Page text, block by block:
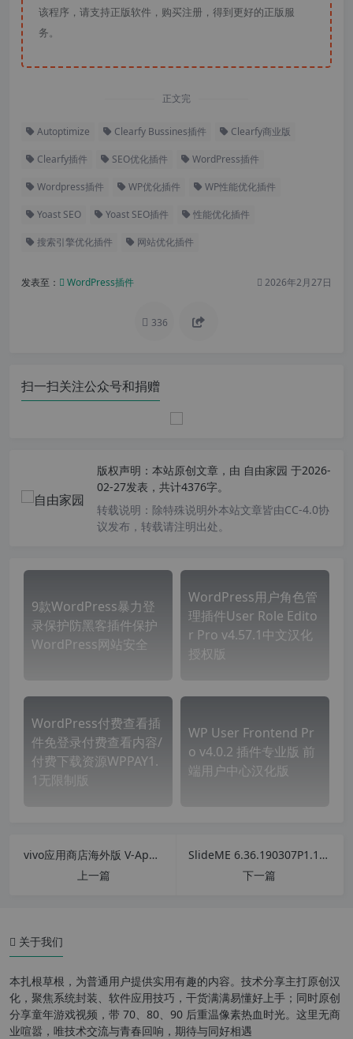
该程序，请支持正版软件，购买注册，得到更好的正版服
务。
正文完
Autoptimize Clearfy Bussines插件 Clearfy商业版
Clearfy插件 SEO优化插件 WordPress插件
Wordpress插件 WP优化插件 WP性能优化插件
Yoast SEO Yoast SEO插件 性能优化插件
搜索引擎优化插件 网站优化插件
发表至： WordPress插件 2026年2月27日
336
扫一扫关注公众号和捐赠
版权声明： 本站原创文章，由 自由家园 于2026-
02-27发表，共计4376字。
转载说明： 除特殊说明外本站文章皆由CC-4.0协
议发布，转载请注明出处。
9款WordPress暴力登
录保护防黑客插件保护
WordPress网站安全
WordPress用户角色管
理插件User Role Edito
r Pro v4.57.1中文汉化
授权版
WordPress付费查看插
件免登录付费查看内容/
付费下载资源WPPAY1.
1无限制版
WP User Frontend Pr
o v4.0.2 插件专业版 前
端用户中心汉化版
vivo应用商店海外版 V-Appstore v5.10.0.2 安卓中文版 国外应用商店 自带中文
上一篇
SlideME 6.36.190307P1.153 安卓中文版 国外应用商店 自带中文
下一篇
CLEARFY 有超过 50 种 WORDP
RESS 优化功能
一键 WORDPRESS 优化
关于我们
本扎根草根，为普通用户提供实用有趣的内容。技术分享主打原创汉
化，聚焦系统封装、软件应用技巧，干货满满易懂好上手；同时原创
分享童年游戏视频，带 70、80、90 后重温像素热血时光。这里无商
业喧嚣，唯技术交流与青春回响，期待与同好相遇